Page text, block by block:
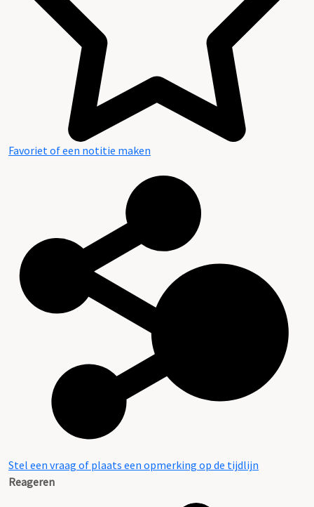
Favoriet of een notitie maken
Stel een vraag of plaats een opmerking op de tijdlijn
Reageren